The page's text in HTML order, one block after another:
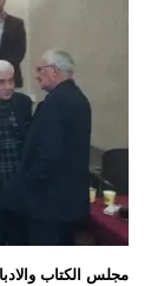
مجلس الكتاب